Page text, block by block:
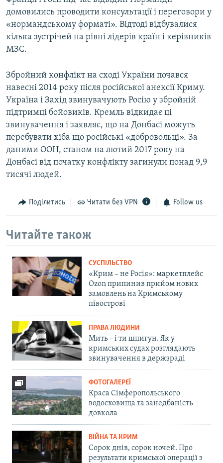
домовились проводити консультації і переговори у
«нормандському форматі». Відтоді відбувалися
кілька зустрічей на рівні лідерів країн і керівників
МЗС.
Збройний конфлікт на сході України почався
навесні 2014 року після російської анексії Криму.
Україна і Захід звинувачують Росію у збройній
підтримці бойовиків. Кремль відкидає ці
звинувачення і заявляє, що на Донбасі можуть
перебувати хіба що російські «добровольці». За
даними ООН, станом на лютий 2017 року на
Донбасі від початку конфлікту загинули понад 9,9
тисячі людей.
Поділитись Читати без VPN Follow us
Читайте також
СУСПІЛЬСТВО
«Крим – не Росія»: маркетплейс
Ozon припинив прийом нових
замовлень на Кримському
півострові
ПРАВА ЛЮДИНИ
Мить – і ти шпигун. Як у
кримських судах розглядають
звинувачення в держзраді
ФОТОГАЛЕРЕЇ
Краса Сімферопольського
водосховища та занедбаність
довкола
ВІЙНА ТА КРИМ
Сорок днів, сорок ночей. Про
результати кримської операції з